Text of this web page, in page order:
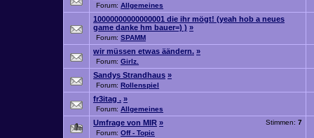
Forum: Allgemeines
10000000000000001 die ihr mögt! (yeah hob a neues
game danke hm bauer=) ) »
Forum: SPAMM
wir müssen etwas äändern. »
Forum: Girlz.
Sandys Strandhaus »
Forum: Rollenspiel
fr3itag . »
Forum: Allgemeines
Stimmen: 7
Umfrage von MIR »
Forum: Off - Topic